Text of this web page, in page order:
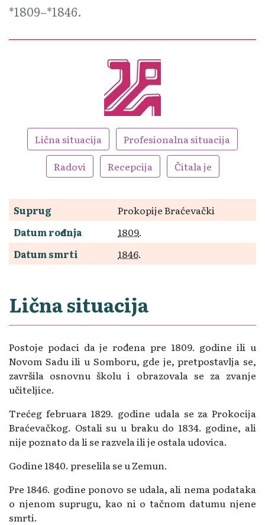
1809– 1846.
Lična situacija
Profesionalna situacija
Radovi
Recepcija Čitala je
Suprug
Prokopije Braćevački
Datum rođenja
1809.
Datum smrti
1846.
Lična situacija
Postoje podaci da je rođena pre 1809. godine ili u
Novom Sadu ili u Somboru, gde je, pretpostavlja se,
završila osnovnu školu i obrazovala se za zvanje
učiteljice.
Trećeg februara 1829. godine udala se za Prokocija
Braćevačkog. Ostali su u braku do 1834. godine, ali
nije poznato da li se razvela ili je ostala udovica.
Godine 1840. preselila se u Zemun.
Pre 1846. godine ponovo se udala, ali nema podataka
o njenom suprugu, kao ni o tačnom datumu njene
smrti.